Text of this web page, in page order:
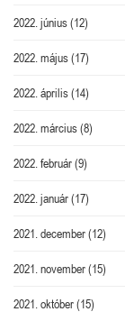
2022. június(12)
2022. május(17)
2022. április(14)
2022. március(8)
2022. február(9)
2022. január(17)
2021. december(12)
2021. november(15)
2021. október(15)